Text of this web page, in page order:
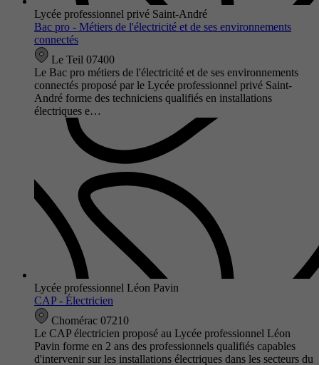
Lycée professionnel privé Saint-André
Bac pro - Métiers de l'électricité et de ses environnements
connectés
Le Teil 07400
Le Bac pro métiers de l'électricité et de ses environnements
connectés proposé par le Lycée professionnel privé Saint-
André forme des techniciens qualifiés en installations
électriques e…
Lycée professionnel Léon Pavin
CAP - Électricien
Chomérac 07210
Le CAP électricien proposé au Lycée professionnel Léon
Pavin forme en 2 ans des professionnels qualifiés capables
d'intervenir sur les installations électriques dans les secteurs du